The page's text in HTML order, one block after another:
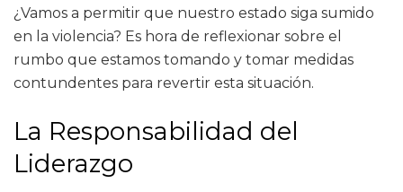
¿Vamos a permitir que nuestro estado siga sumido
en la violencia? Es hora de reflexionar sobre el
rumbo que estamos tomando y tomar medidas
contundentes para revertir esta situación.
La Responsabilidad del
Liderazgo